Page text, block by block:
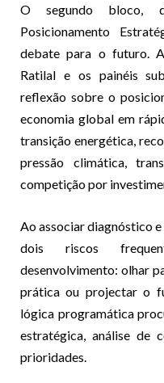
O segundo bloco,
Posicionamento
debate para o futuro.
Ratilal e os painéis
reflexão sobre o
economia global em
transição energética,
pressão climática,
competição por
Ao associar diagnóstico
dois riscos
desenvolvimento: olhar
prática ou projectar o
lógica programática
estratégica, análise de
prioridades.